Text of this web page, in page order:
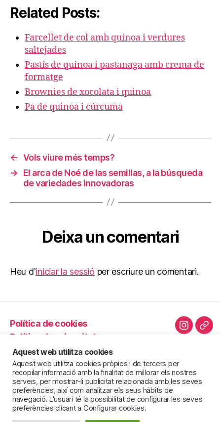
Related Posts:
Farcellet de col amb quinoa i verdures
saltejades
Pastís de quinoa i pastanaga amb crema de
formatge
Brownies de xocolata i quinoa
Pa de quinoa i cúrcuma
← Vols viure més temps?
→
El arca de Noé de las semillas, a la búsqueda
de variedades innovadoras
Deixa un comentari
Heu d'iniciar la sessió per escriure un comentari.
Política de cookies
Política de privacitat
Política d’innocuïtat
Avís legal
Novetats
© 2026Inderach – Passió pels llegums
Aquest web utilitza cookies
Aquest web utilitza cookies pròpies i de tercers per
recopilar informació amb la finalitat de millorar els nostres
serveis, per mostrar-li publicitat relacionada amb les seves
preferències, així com analitzar els seus hàbits de
navegació. L'usuari té la possibilitat de configurar les seves
preferències clicant a Configurar cookies.